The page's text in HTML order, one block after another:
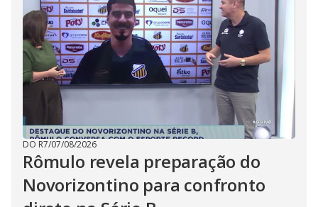
DO R7/07/08/2026
Rômulo revela preparação do
Novorizontino para confronto